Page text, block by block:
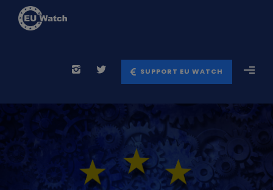
SUPPORT EU WATCH